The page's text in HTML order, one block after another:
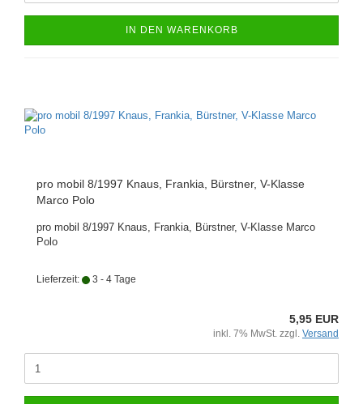
IN DEN WARENKORB
pro mobil 8/1997 Knaus, Frankia, Bürstner, V-Klasse
Marco Polo
pro mobil 8/1997 Knaus, Frankia, Bürstner, V-Klasse Marco
Polo
Lieferzeit: 3 - 4 Tage
5,95 EUR
inkl. 7% MwSt. zzgl. Versand